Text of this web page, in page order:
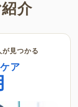
介
見つかる
ア